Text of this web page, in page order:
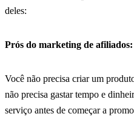
deles:
Prós do marketing de afiliados:
Você não precisa criar um
não precisa gastar tempo e
serviço antes de começar a